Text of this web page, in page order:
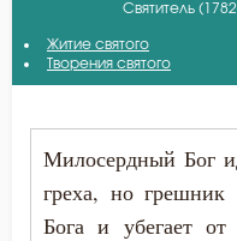
Благословение
Бог
Будущее
Авва Исайя
Амвросий
Афанасий Великий
Василий Великий
Святитель
Житие святого
Творения святого
Милосердный Бог
греха, но грешник
Бога и убегает